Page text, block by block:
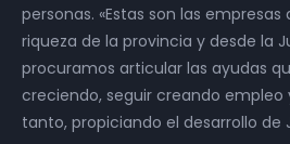
personas. «Estas son las
riqueza de la provincia y desde la
procuramos articular las ayudas
creciendo, seguir creando empleo
tanto, propiciando el desarrollo de